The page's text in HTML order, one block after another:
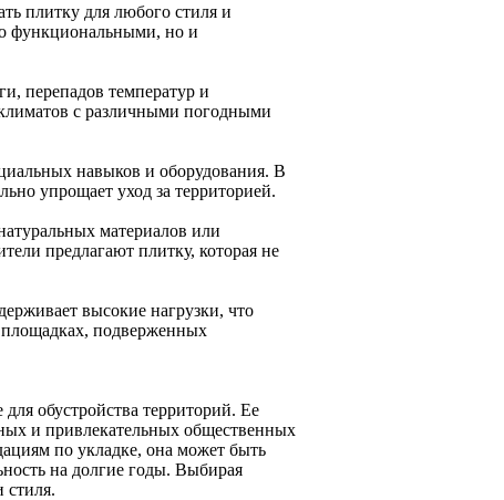
плитку для любого стиля и
функциональными, но и
перепадов температур и
с различными погодными
навыков и оборудования. В
упрощает уход за территорией.
материалов или
предлагают плитку, которая не
высокие нагрузки, что
площадках, подверженных
обустройства территорий. Ее
и привлекательных общественных
по укладке, она может быть
на долгие годы. Выбирая
стиля.